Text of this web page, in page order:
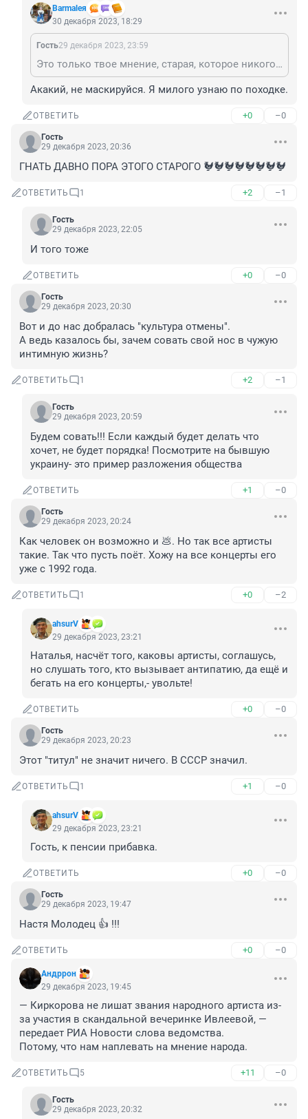
Barmaleя
30 декабря 2023, 18:29
Гость29 декабря 2023, 23:59
Это только твое мнение, старая, которое никого не интересует.
Акакий, не маскируйся. Я милого узнаю по походке.
ОТВЕТИТЬ +0 –0
Гость
29 декабря 2023, 20:36
ГНАТЬ ДАВНО ПОРА ЭТОГО СТАРОГО 🐓🐓🐓🐓🐓🐓🐓🐓
ОТВЕТИТЬ 1 +2 –1
Гость
29 декабря 2023, 22:05
И того тоже
ОТВЕТИТЬ +0 –0
Гость
29 декабря 2023, 20:30
Вот и до нас добралась "культура отмены".
А ведь казалось бы, зачем совать свой нос в чужую
интимную жизнь?
ОТВЕТИТЬ 1 +2 –1
Гость
29 декабря 2023, 20:59
Будем совать!!! Если каждый будет делать что
хочет, не будет порядка! Посмотрите на бывшую
украину- это пример разложения общества
ОТВЕТИТЬ +1 –0
Гость
29 декабря 2023, 20:24
Как человек он возможно и 💩. Но так все артисты
такие. Так что пусть поёт. Хожу на все концерты его
уже с 1992 года.
ОТВЕТИТЬ 1 +0 –2
аhsurV
29 декабря 2023, 23:21
Наталья, насчёт того, каковы артисты, соглашусь,
но слушать того, кто вызывает антипатию, да ещё и
бегать на его концерты,- увольте!
ОТВЕТИТЬ +0 –0
Гость
29 декабря 2023, 20:23
Этот "титул" не значит ничего. В СССР значил.
ОТВЕТИТЬ 1 +1 –0
аhsurV
29 декабря 2023, 23:21
Гость, к пенсии прибавка.
ОТВЕТИТЬ +0 –0
Гость
29 декабря 2023, 19:47
Настя Молодец 👍 !!!
ОТВЕТИТЬ +0 –0
Андррон
29 декабря 2023, 19:45
— Киркорова не лишат звания народного артиста из-
за участия в скандальной вечеринке Ивлеевой, —
передает РИА Новости слова ведомства.
Потому, что нам наплевать на мнение народа.
ОТВЕТИТЬ 5 +11 –0
Гость
29 декабря 2023, 20:32